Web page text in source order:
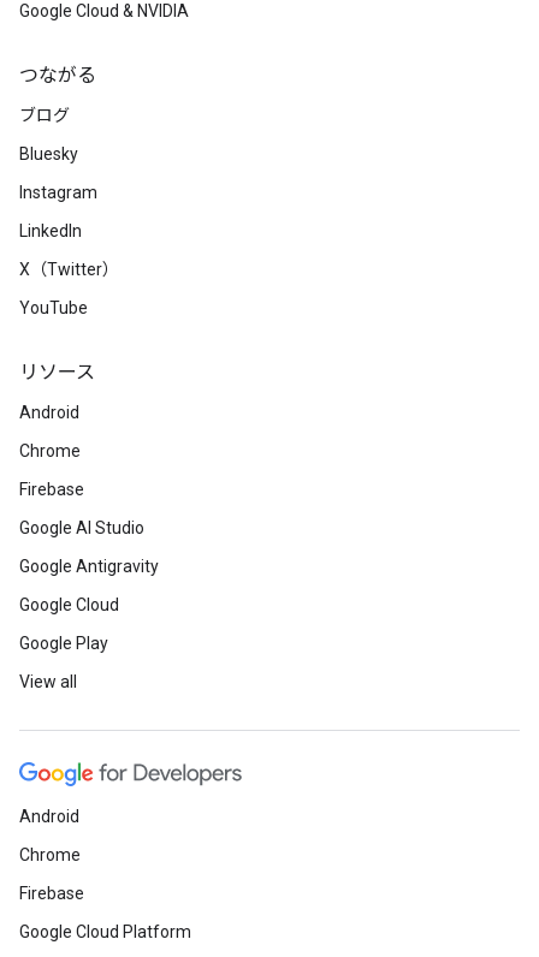
Google Cloud & NVIDIA
つながる
ブログ
Bluesky
Instagram
LinkedIn
X（Twitter）
YouTube
リソース
Android
Chrome
Firebase
Google AI Studio
Google Antigravity
Google Cloud
Google Play
View all
Android
Chrome
Firebase
Google Cloud Platform